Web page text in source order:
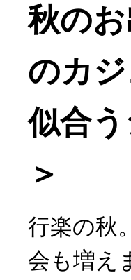
秋の
のカ
似合
＞
行楽の秋
会も増え